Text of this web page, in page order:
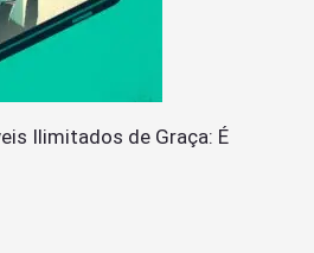
Ilimitados de Graça: É